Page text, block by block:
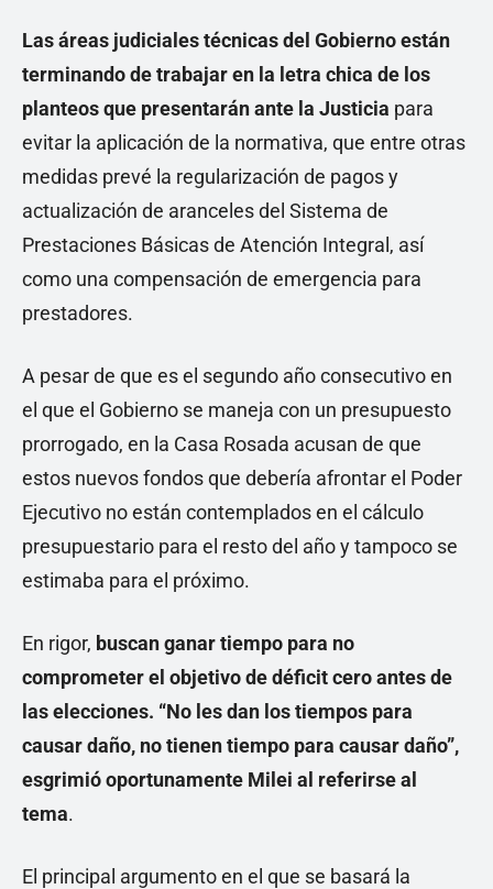
Las áreas judiciales técnicas del Gobierno están
terminando de trabajar en la letra chica de los
planteos que presentarán ante la Justicia para
evitar la aplicación de la normativa, que entre otras
medidas prevé la regularización de pagos y
actualización de aranceles del Sistema de
Prestaciones Básicas de Atención Integral, así
como una compensación de emergencia para
prestadores.
A pesar de que es el segundo año consecutivo en
el que el Gobierno se maneja con un presupuesto
prorrogado, en la Casa Rosada acusan de que
estos nuevos fondos que debería afrontar el Poder
Ejecutivo no están contemplados en el cálculo
presupuestario para el resto del año y tampoco se
estimaba para el próximo.
En rigor, buscan ganar tiempo para no
comprometer el objetivo de déficit cero antes de
las elecciones. “No les dan los tiempos para
causar daño, no tienen tiempo para causar daño”,
esgrimió oportunamente Milei al referirse al
tema.
El principal argumento en el que se basará la